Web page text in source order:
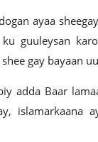
ayaa
guuleysan
gay bayaan
adda Baar
islamarkaana